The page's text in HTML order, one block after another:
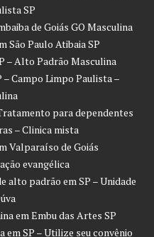
SP
de Goiás GO Masculina
São Paulo Atibaia SP
– Alto Padrão Masculina
– Campo Limpo Paulista –
para dependentes
– Clinica mista
Valparaíso de Goiás
evangélica
alto padrão em SP – Unidade
em Embu das Artes SP
em SP – Utilize seu convênio